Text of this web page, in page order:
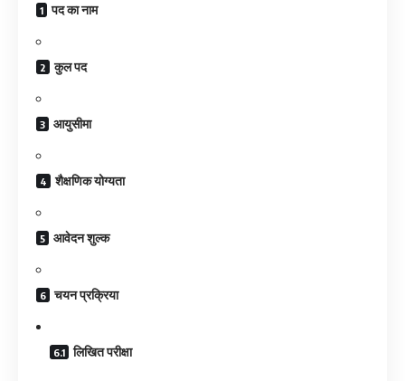
पद का नाम
कुल पद
आयुसीमा
शैक्षणिक योग्यता
आवेदन शुल्क
चयन प्रक्रिया
लिखित परीक्षा